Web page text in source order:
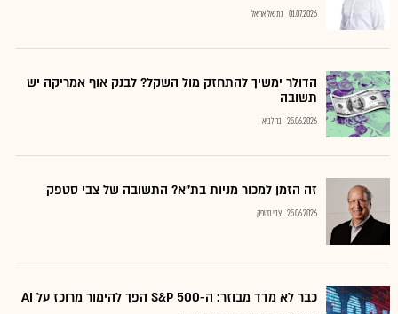
01.07.2026 נתנאל אריאל
הדולר ימשיך להתחזק מול השקל? לבנק אוף אמריקה יש
תשובה
25.06.2026 בר לביא
זה הזמן למכור מניות בת"א? התשובה של צבי סטפק
25.06.2026 צבי סטפק
כבר לא מדד מבוזר: ה-S&P 500 הפך להימור מרוכז על AI